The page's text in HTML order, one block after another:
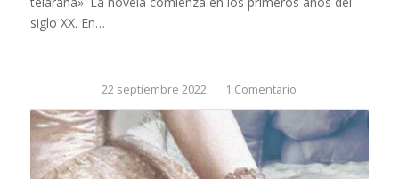
siglo XX. En…
22 septiembre 2022
/ 1 Comentario